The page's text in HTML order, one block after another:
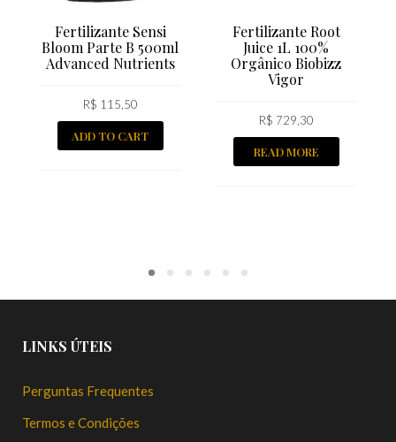
Fertilizante Sensi
Bloom Parte B 500ml
Advanced Nutrients
R$ 115,50
ADD TO CART
Fertilizante Root
Juice 1L 100%
Orgânico Biobizz
Vigor
R$ 729,30
READ MORE
LINKS ÚTEIS
Perguntas Frequentes
Termos e Condições